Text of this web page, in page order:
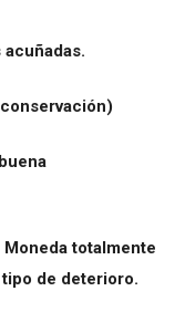
totalmente
de deterioro.